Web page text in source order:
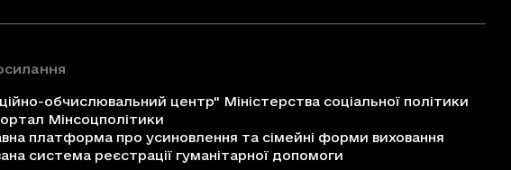
обчислювальний центр" Міністерства соціальної політики
Мінсоцполітики
платформа про усиновлення та сімейні форми виховання
система реєстрації гуманітарної допомоги